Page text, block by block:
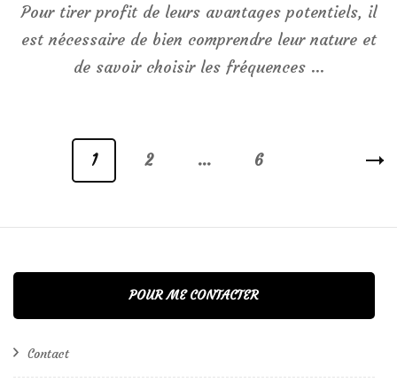
Pour tirer profit de leurs avantages potentiels, il
est nécessaire de bien comprendre leur nature et
de savoir choisir les fréquences …
Page
1 Page
2 … Page
6
POUR ME CONTACTER
Contact